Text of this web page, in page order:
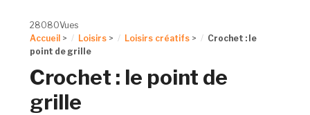
28080Vues
Accueil > Loisirs > Loisirs créatifs >
Crochet : le
point de grille
Crochet : le point de
grille